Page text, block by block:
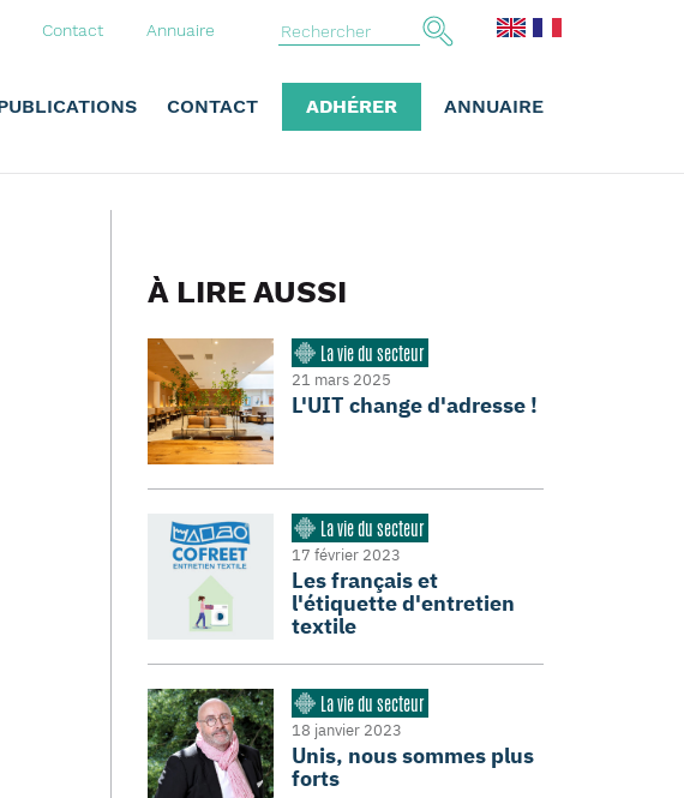
Contact Annuaire
CONTACT ADHÉRER ANNUAIRE
À LIRE AUSSI
La vie du secteur
21 mars 2025
L'UIT change d'adresse !
La vie du secteur
17 février 2023
Les français et
l'étiquette d'entretien
textile
La vie du secteur
18 janvier 2023
Unis, nous sommes plus
forts